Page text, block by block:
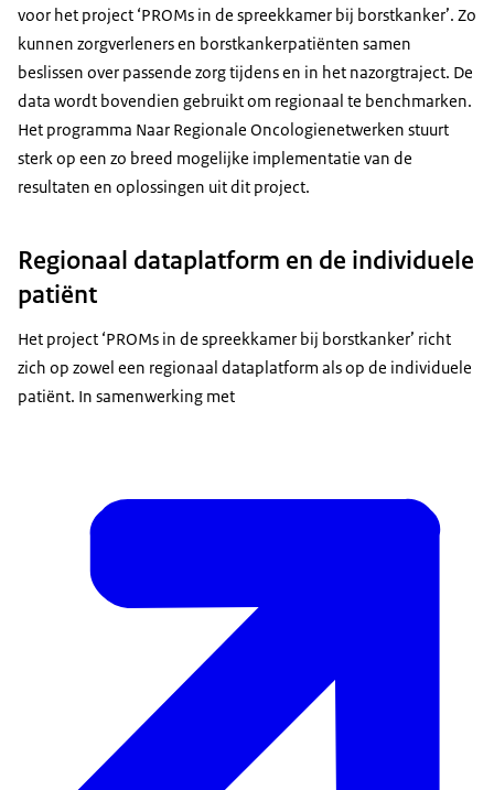
voor het project ‘PROMs in de spreekkamer bij borstkanker’. Zo
kunnen zorgverleners en borstkankerpatiënten samen
beslissen over passende zorg tijdens en in het nazorgtraject. De
data wordt bovendien gebruikt om regionaal te benchmarken.
Het programma Naar Regionale Oncologienetwerken stuurt
sterk op een zo breed mogelijke implementatie van de
resultaten en oplossingen uit dit project.
Regionaal dataplatform en de individuele
patiënt
Het project ‘PROMs in de spreekkamer bij borstkanker’ richt
zich op zowel een regionaal dataplatform als op de individuele
patiënt. In samenwerking met